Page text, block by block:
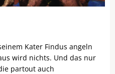
Kater Findus angeln
wird nichts. Und das nur
partout auch